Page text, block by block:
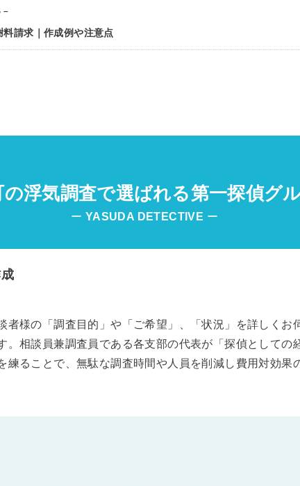
–
請求｜作成例や注意点
の浮気調査で選ばれる第一探偵グ
ー YASUDA DETECTIVE ー
者様の「調査目的」や「ご希望」、「状況」を詳しくお
。相談員兼調査員である各支部の代表が「探偵としての
練ることで、無駄な調査時間や人員を削減し費用対効果